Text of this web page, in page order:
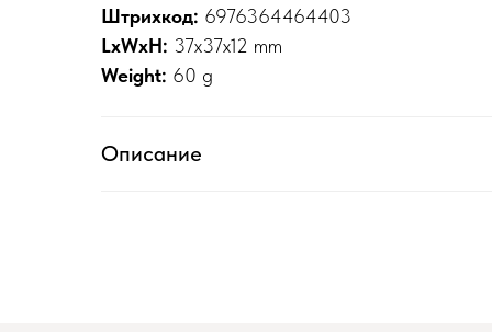
Штрихкод: 6976364464403
LxWxH: 37x37x12 mm
Weight: 60 g
Описание